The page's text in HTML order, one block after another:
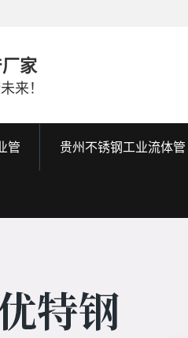
家
来！
管 贵州不锈钢工业流体管